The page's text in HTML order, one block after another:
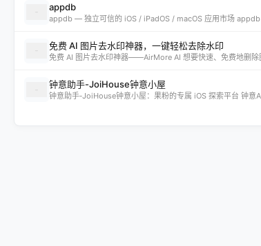
appdb
免费 AI 图片去水印神器，一键轻松去除水印
钟意助手-JoiHouse钟意小屋